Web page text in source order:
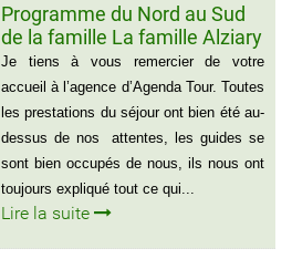
Programme du Nord au Sud
de la famille La famille Alziary
(Voyage Vietnam Nord au
Sud)
Je tiens à vous remercier de votre
accueil à l’agence d’Agenda Tour. Toutes
les prestations du séjour ont bien été au-
dessus de nos attentes, les guides se
sont bien occupés de nous, ils nous ont
toujours expliqué tout ce qui...
Lire la suite